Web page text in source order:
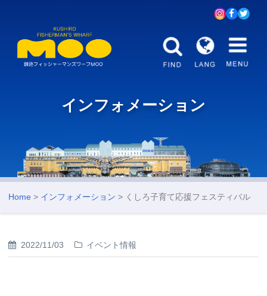
インフォメーション
Home > インフォメーション > くしろ子育て応援フェスティバル
2022/11/03 イベント情報